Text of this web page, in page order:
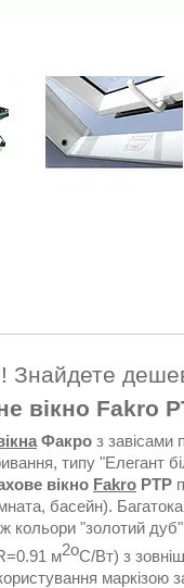
Знайдете
вікно Fakro
Факро з завісами
типу "Елегант
вікно Fakro PTP
басейн).
кольори "золотий
м2оС/Вт) з
маркізою